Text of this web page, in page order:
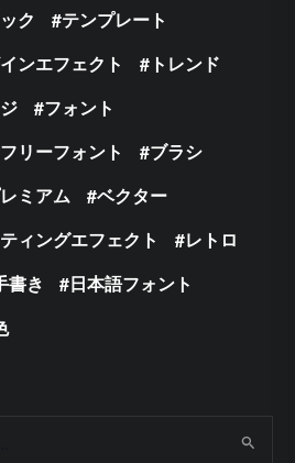
ク
テンプレート
ンエフェクト
トレンド
フォント
フリーフォント
ブラシ
ミアム
ベクター
ィングエフェクト
レトロ
書き
日本語フォント